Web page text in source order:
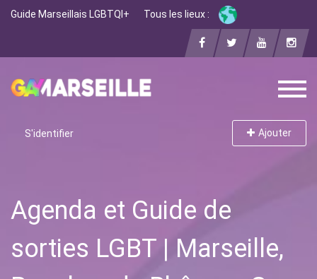
Guide Marseillais LGBTQI+ Tous les lieux :
S'identifier Ajouter
Agenda et Guide de
sorties LGBT | Marseille,